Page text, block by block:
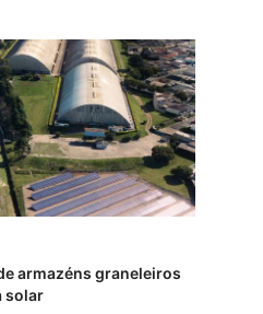
armazéns graneleiros
solar